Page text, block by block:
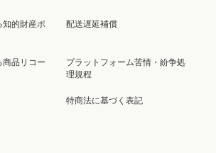
知的財産ポ
商品リコー
配送遅延補償
プラットフォーム苦情・紛争処
理規程
特商法に基づく表記